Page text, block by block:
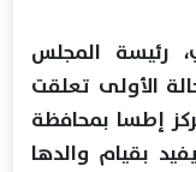
رئيسة المجلس
الأولى تعلقت
14 عامًا من مركز إطسا بمحافظة
بقيام والدها